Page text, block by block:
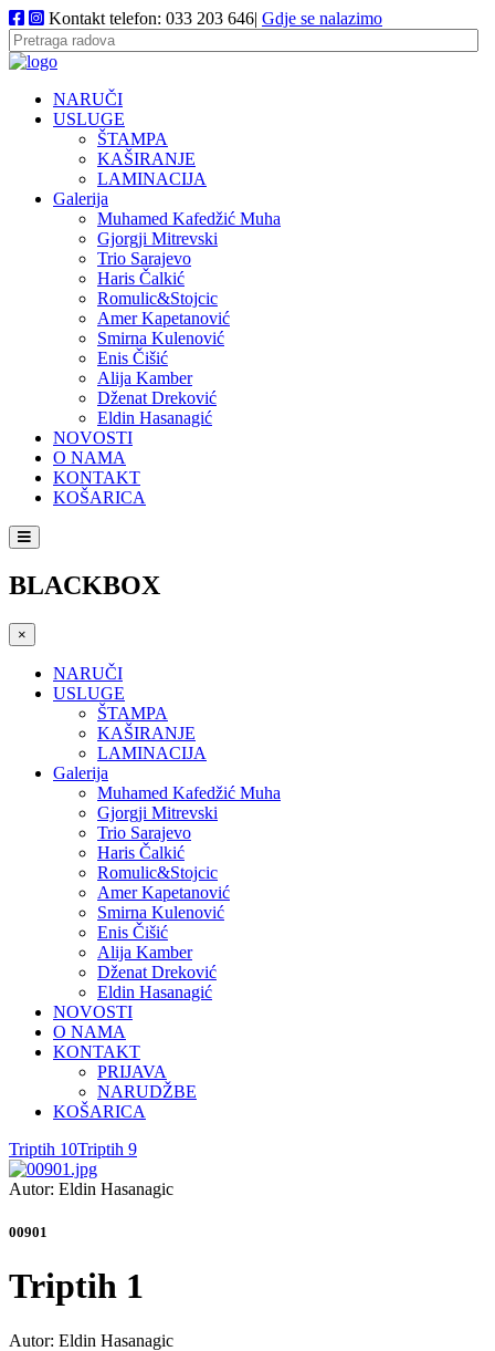
Kontakt telefon: 033 203 646| Gdje se nalazimo
NARUČI
USLUGE
ŠTAMPA
KAŠIRANJE
LAMINACIJA
Galerija
Muhamed Kafedžić Muha
Gjorgji Mitrevski
Trio Sarajevo
Haris Čalkić
Romulic&Stojcic
Amer Kapetanović
Smirna Kulenović
Enis Čišić
Alija Kamber
Dženat Dreković
Eldin Hasanagić
NOVOSTI
O NAMA
KONTAKT
KOŠARICA
BLACKBOX
×
NARUČI
USLUGE
ŠTAMPA
KAŠIRANJE
LAMINACIJA
Galerija
Muhamed Kafedžić Muha
Gjorgji Mitrevski
Trio Sarajevo
Haris Čalkić
Romulic&Stojcic
Amer Kapetanović
Smirna Kulenović
Enis Čišić
Alija Kamber
Dženat Dreković
Eldin Hasanagić
NOVOSTI
O NAMA
KONTAKT
PRIJAVA
NARUDŽBE
KOŠARICA
Triptih 10Triptih 9
Autor: Eldin Hasanagic
00901
Triptih 1
Autor: Eldin Hasanagic